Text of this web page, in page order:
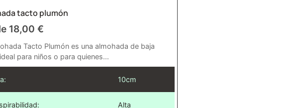
tacto plumón
18,00 €
Tacto Plumón es una almohada de baja
para niños o para quienes...
10cm
Alta